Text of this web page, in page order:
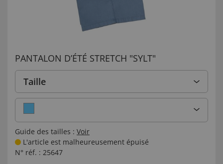
PANTALON D’ÉTÉ STRETCH "SYLT"
Taille
Guide des tailles : Voir
L'article est malheureusement épuisé
N° réf. : 25647